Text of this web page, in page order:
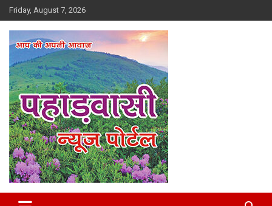
Skip
to
content
Friday, August 7, 2026
Pahadvasi